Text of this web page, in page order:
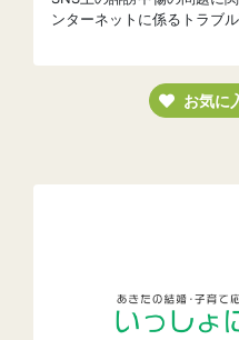
ンターネットに係るトラブ
お気に